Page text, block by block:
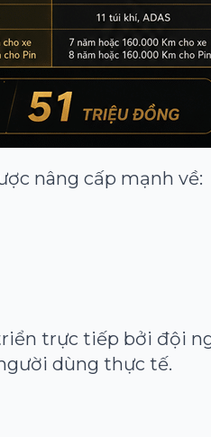
nâng cấp mạnh về:
trực tiếp bởi đội
dùng thực tế.